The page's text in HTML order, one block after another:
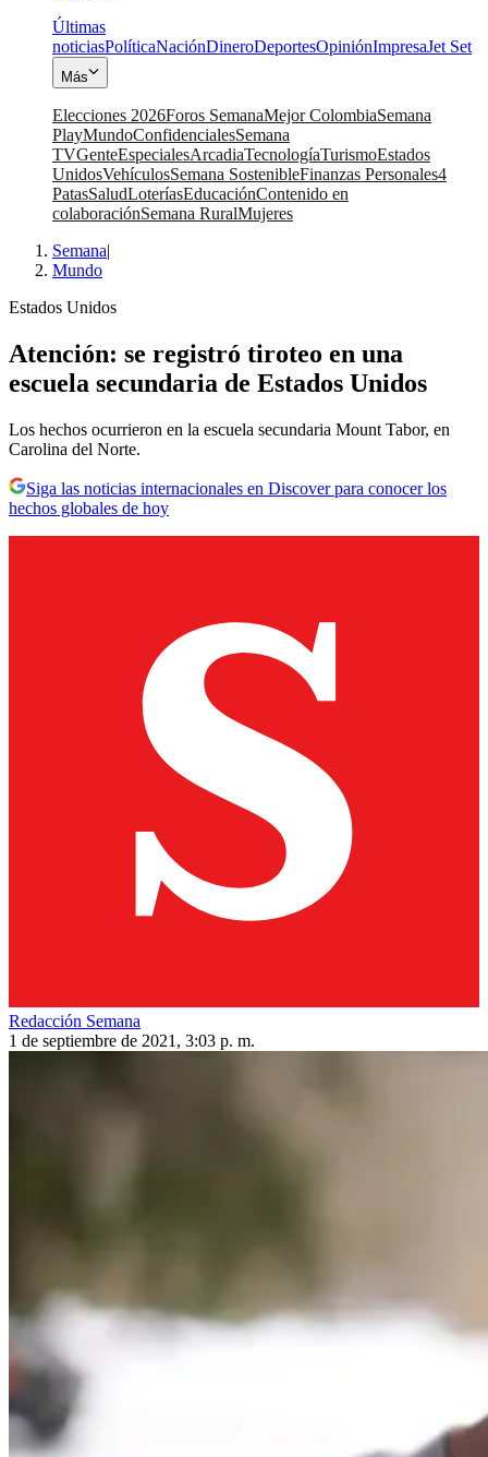
Últimas
noticiasPolíticaNaciónDineroDeportesOpiniónImpresaJet Set
Más
Elecciones 2026Foros SemanaMejor ColombiaSemana
PlayMundoConfidencialesSemana
TVGenteEspecialesArcadiaTecnologíaTurismoEstados
UnidosVehículosSemana SostenibleFinanzas Personales4
PatasSaludLoteríasEducaciónContenido en
colaboraciónSemana RuralMujeres
Semana|
Mundo
Estados Unidos
Atención: se registró tiroteo en una
escuela secundaria de Estados Unidos
Los hechos ocurrieron en la escuela secundaria Mount Tabor, en
Carolina del Norte.
Siga las noticias internacionales en Discover para conocer los
hechos globales de hoy
Redacción Semana
1 de septiembre de 2021, 3:03 p. m.